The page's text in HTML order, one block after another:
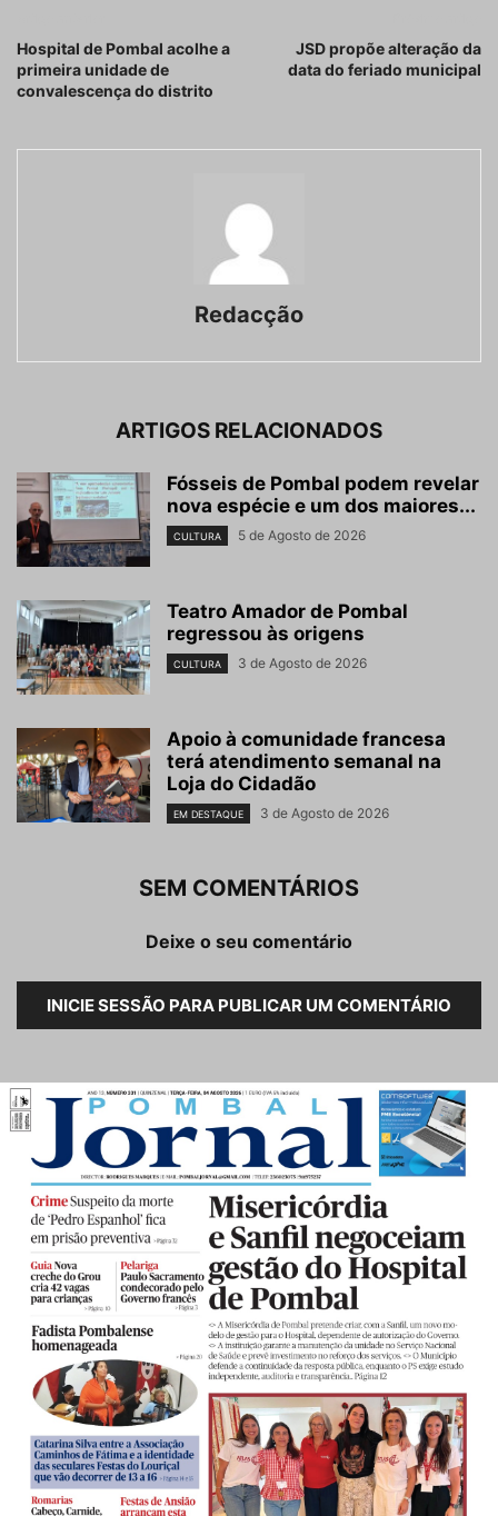
Hospital de Pombal acolhe a
primeira unidade de
convalescença do distrito
JSD propõe alteração da
data do feriado municipal
Redacção
ARTIGOS RELACIONADOS
Fósseis de Pombal podem revelar
nova espécie e um dos maiores...
CULTURA 5 de Agosto de 2026
Teatro Amador de Pombal
regressou às origens
CULTURA 3 de Agosto de 2026
Apoio à comunidade francesa
terá atendimento semanal na
Loja do Cidadão
EM DESTAQUE 3 de Agosto de 2026
SEM COMENTÁRIOS
Deixe o seu comentário
INICIE SESSÃO PARA PUBLICAR UM COMENTÁRIO